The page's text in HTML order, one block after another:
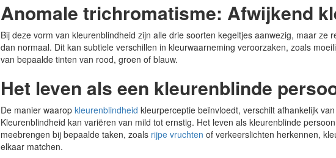
Anomale trichromatisme: Afwijkend
Bij deze vorm van kleurenblindheid zijn alle drie soorten kegeltjes aanwezig, maar ze
dan normaal. Dit kan subtiele verschillen in kleurwaarneming veroorzaken, zoals
van bepaalde tinten van rood, groen of blauw.
Het leven als een kleurenblinde
De manier waarop kleurenblindheid kleurperceptie beïnvloedt, verschilt afhankelijk
Kleurenblindheid kan variëren van mild tot ernstig. Het leven als kleurenblinde
meebrengen bij bepaalde taken, zoals rijpe vruchten of verkeerslichten herkennen,
elkaar matchen.